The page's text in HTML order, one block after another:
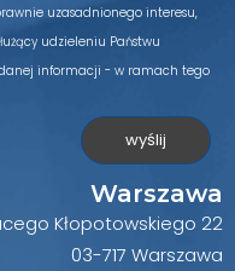
uzasadnionego interesu,
udzieleniu Państwu
informacji - w ramach tego
Warszawa
Kłopotowskiego 22
03-717 Warszawa